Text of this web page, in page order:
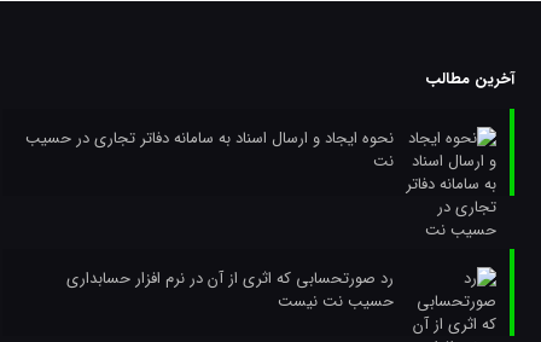
آخرین مطالب
نحوه ایجاد و ارسال اسناد به سامانه دفاتر تجاری در حسیب
نت
رد صورتحسابی که اثری از آن در نرم افزار حسابداری
حسیب نت نیست